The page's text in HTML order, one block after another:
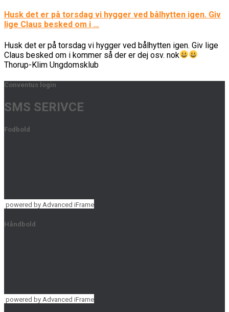
Husk det er på torsdag vi hygger ved bålhytten igen. Giv
lige Claus besked om i …
Husk det er på torsdag vi hygger ved bålhytten igen. Giv lige
Claus besked om i kommer så der er dej osv. nok
Thorup-Klim Ungdomsklub
Conventus login
SMS SERIVCE
Fodbold
powered by Advanced iFrame
Håndbold
powered by Advanced iFrame